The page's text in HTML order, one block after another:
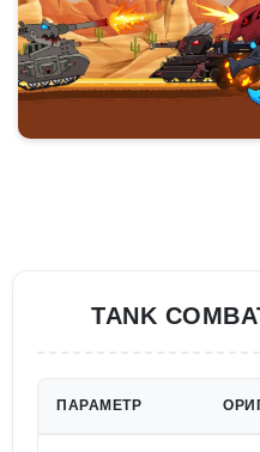
TANK
ПАРАМЕТР